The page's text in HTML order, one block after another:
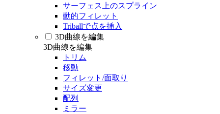
サーフェス上のスプライン
動的フィレット
Triballで点を挿入
3D曲線を編集
3D曲線を編集
トリム
移動
フィレット/面取り
サイズ変更
配列
ミラー